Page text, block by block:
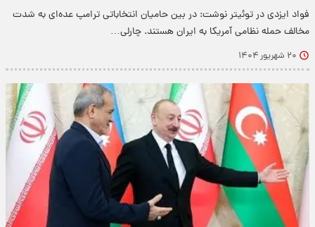
فواد ایزدی در توئیتر نوشت: در بین حامیان انتخاباتی ترامپ عده‌ای به شدت
مخالف حمله نظامی آمریکا به ایران هستند. چارلی…
۲۰ شهریور ۱۴۰۴